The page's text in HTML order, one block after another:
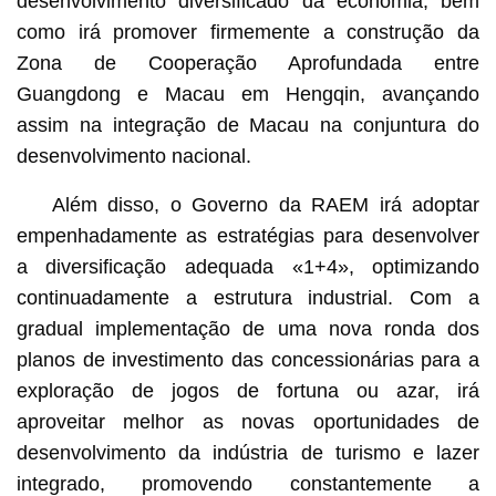
como irá promover firmemente a construção da
Zona de Cooperação Aprofundada entre
Guangdong e Macau em Hengqin, avançando
assim na integração de Macau na conjuntura do
desenvolvimento nacional.
Além disso, o Governo da RAEM irá adoptar
empenhadamente as estratégias para desenvolver
a diversificação adequada «1+4», optimizando
continuadamente a estrutura industrial. Com a
gradual implementação de uma nova ronda dos
planos de investimento das concessionárias para a
exploração de jogos de fortuna ou azar, irá
aproveitar melhor as novas oportunidades de
desenvolvimento da indústria de turismo e lazer
integrado, promovendo constantemente a